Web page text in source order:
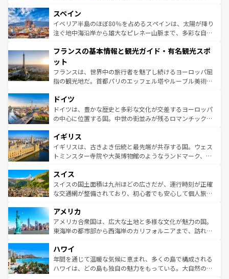
ろん、トスカーナの美しい田園風景やアマルフィ海岸の絶
景など、自然景観も見逃せない。観光の合間には、本場の
ピザやパスタなど、絶品のイタリア料理を堪能することも
ませてくれるイタリアで、忘れられない旅をしてみよう！
なお、新着のイタリア情報は
しい。
スペイン
イベリア半島のほぼ80％を占めるスペインは、太陽が降り
注ぐ地中海沿岸から雄大なピレネー山脈まで、多彩な自然
文化が根付くこの国では、情熱的なフラメンコ、熱気あふ
れる闘牛、そして美味しいタパスが生活の一部となってい
る。首都マドリードの洗練された雰囲気や、バルセロナの
アートに溢れた街角から、地方では古代ローマ遺跡や中世
せる。地方によって風土や気候が異なるスペインはその個
性で訪れる人を魅了する。 なお、新着のスペイン情報は コ
ンテンツ一覧を参照してほしい。
フランスの基本情報と観光ガイド・有名観光スポ
ット
フランスは、世界中の旅行者を魅了し続けるヨーロッパ屈
指の観光地だ。首都パリのエッフェル塔やルーブル美術館
で、幅広い魅力が詰まっている。華麗な宮殿、歴史的な大
聖堂、美しいビーチ、そして豊かな自然が、訪れる者を心
から魅了する。また、フランスは美食の国としても知ら
いる。シャンパンの発祥地であるランス、プロヴァンスの
香り高いラベンダー畑など、多彩な楽しみ方が可能だ。さ
らに、パリ以外の地域にも魅力が溢れており、どの街角に
れる地方に足を運ぶとそれぞれで全く異なる文化を体験で
きるだろう。 なお、新着のフランス情報はコンテンツ一覧
を参照してほしい。
ドイツ
ドイツは、豊かな歴史と多彩な文化が交差するヨーロッパ
の中心に位置する国。中世の街並みが残るロマンチック街
顔を持つこの国は、どこを歩いても飽きることがない。ベ
ルリンの文化的活気、バイエルン州のアルプスの絶景、そ
してライン川沿いのワイン畑といった風景は必見。ビール
は、お酒好きな人にはぜひ体験してほしい。 なお、新着の
ドイツ情報はコンテンツ一覧を参照してほしい。
イギリス
イギリスは、古きよき伝統と最先端が共存する国。ウェス
トミンスター寺院や大英博物館のようなランドマーク、歴
リアごとに異なる魅力がある。また、優雅なアフタヌーン
ティー、ビール好きにはたまらない英国パブ、サッカー観
戦など、本場だからこそできる体験も豊富。イギリスを旅
ンツ一覧を参照してほしい。
スイス
スイスの国土面積は九州ほどの広さだが、運行時刻が正確
な交通網が整備されており、初心者でも安心して個人旅行
の建物がそのまま残る町や、スイスならではのユニークな
博物館もあり、アルプス観光だけでなく町歩きも満喫する
ことができる。国民の所得が高いため物価も高いが、旅行
ば市内交通費無料で観光を楽しむこともできる。 なお、新
着のスイス情報はコンテンツ一覧 を参照してほしい。
アメリカ
アメリカ合衆国は、広大な土地と多様な文化が魅力の国。
東海岸の都市部から西海岸のカリフォルニアまで、訪れる
のような巨大都市は、観光、ショッピング、エンターテイ
ンメントが詰まった刺激的なスポットだ。一方、アメリカ
西部には大自然が広がり、グランドキャニオンやイエロー
ハワイ
年間を通じて温暖な気候に恵まれ、多くの島で構成される
ハワイは、どの島も独自の魅力をもっている。大自然の神